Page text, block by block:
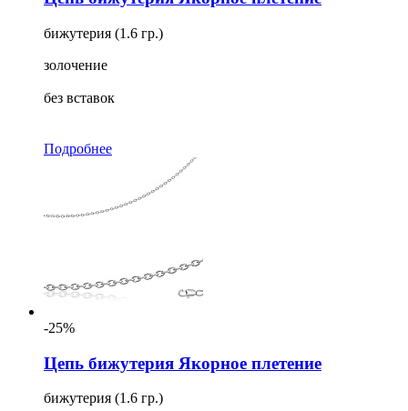
бижутерия (1.6 гр.)
золочение
без вставок
Подробнее
-25%
Цепь бижутерия Якорное плетение
бижутерия (1.6 гр.)